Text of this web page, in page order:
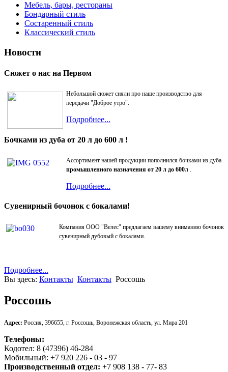
Мебель, бары, рестораны
Бондарный стиль
Состаренный стиль
Классический стиль
Новости
Сюжет о нас на Первом
Небольшой сюжет сняли про наше производство для
передачи "Доброе утро".
Подробнее...
Бочками из дуба от 20 л до 600 л !
Ассортимент нашей продукции пополнился бочками из дуба
промышленного назначения от 20 л до 600л .
Подробнее...
Сувенирный бочонок с бокалами!
Компания ООО "Велес" предлагаем вашему вниманию бочонок
сувенирный дубовый с бокалами.
Подробнее...
Вы здесь: Контакты Контакты Россошь
Россошь
Адрес: Россия, 396655, г. Россошь, Воронежская область, ул. Мира 201
Телефоны:
Кодотел: 8 (47396) 46-284
Мобильный: +7 920 226 - 03 - 97
Производственный отдел: +7 908 138 - 77- 83